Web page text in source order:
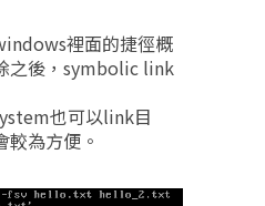
裡面的捷徑概
之後，symbolic link
也可以link目
較為方便。